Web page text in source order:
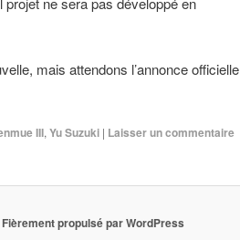
mais attendons l’annonce officielle
III, Yu Suzuki | Laisser un commentaire
Fièrement propulsé par WordPress